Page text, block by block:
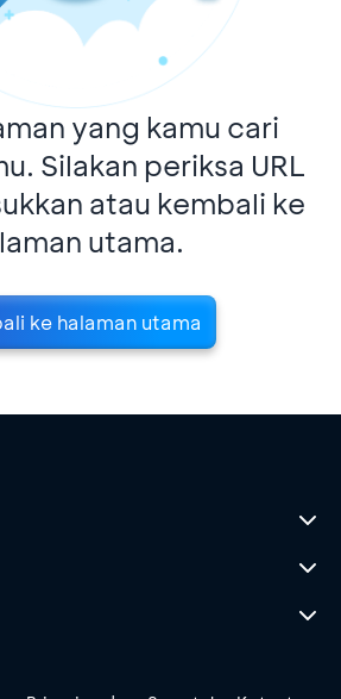
yang kamu cari
Silakan periksa URL
atau kembali ke
utama.
ke halaman utama